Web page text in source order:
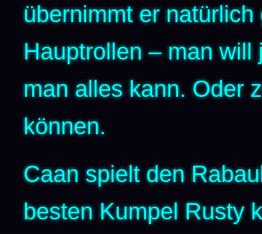
übernimmt er
Hauptrollen – man
man alles kann. Oder
können.
Caan spielt den
besten Kumpel Rusty